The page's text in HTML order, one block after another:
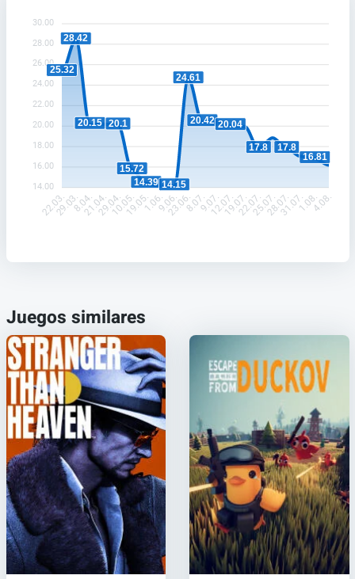
30.00
28.00
26.00
24.00
22.00
20.00
18.00
16.00
14.00
25.32
28.42
20.15 20.1
15.72
14.39 14.15
24.61
20.42 20.04
17.8
17.8
16.81
22.03.29.03.8.04.21.04.29.04.10.05.19.05.1.06.9.06.23.06.8.07.9.07.12.07.19.07.22.07.25.07.28.07.31.07.1.08.4.08.
Juegos similares